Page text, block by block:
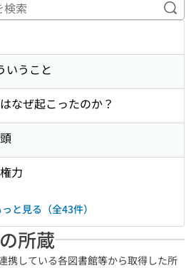
キ
うこと
なぜ起こったのか？
力
と見る（全43件）
所蔵
携している各図書館等から取得した所